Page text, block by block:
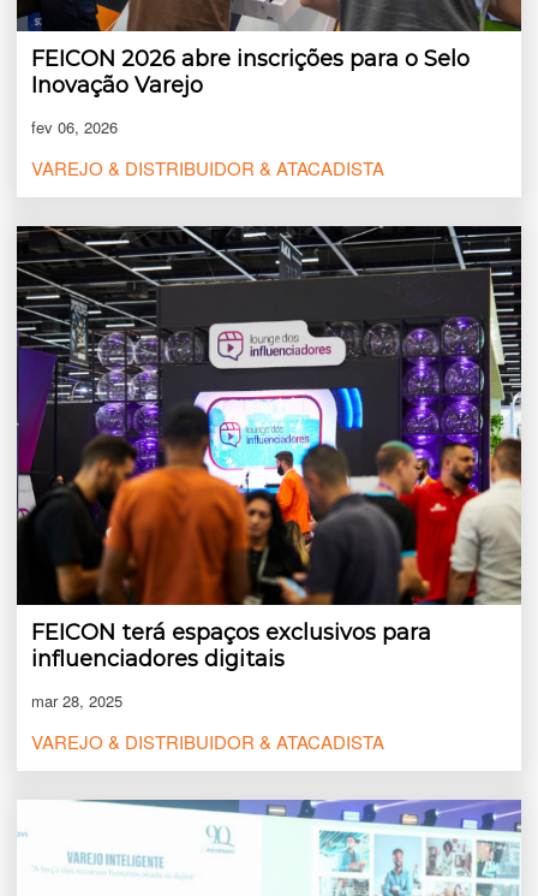
FEICON 2026 abre inscrições para o Selo
Inovação Varejo
fev 06, 2026
VAREJO & DISTRIBUIDOR & ATACADISTA
FEICON terá espaços exclusivos para
influenciadores digitais
mar 28, 2025
VAREJO & DISTRIBUIDOR & ATACADISTA